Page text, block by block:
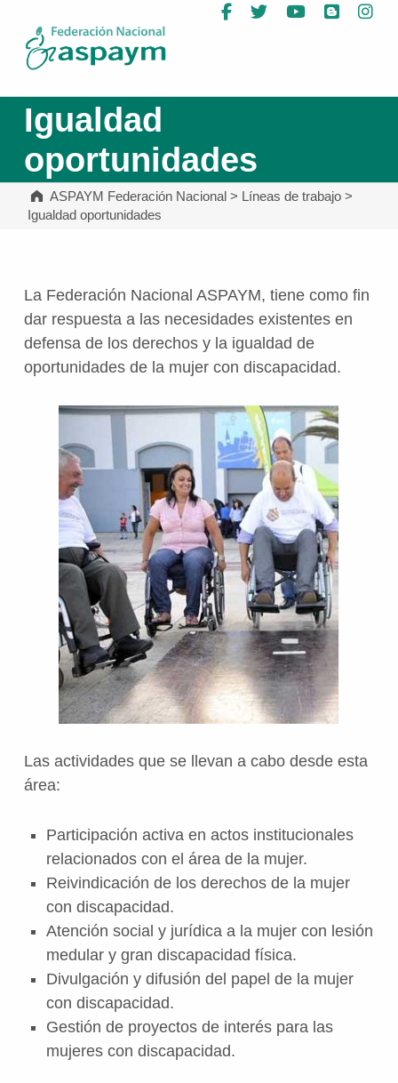
Facebook
TwitterYouTube
Blog
Igualdad
oportunidades
ASPAYM Federación Nacional > Líneas de trabajo >
Igualdad oportunidades
La Federación Nacional ASPAYM, tiene como fin
dar respuesta a las necesidades existentes en
defensa de los derechos y la igualdad de
oportunidades de la mujer con discapacidad.
Las actividades que se llevan a cabo desde esta
área:
Participación activa en actos institucionales
relacionados con el área de la mujer.
Reivindicación de los derechos de la mujer
con discapacidad.
Atención social y jurídica a la mujer con lesión
medular y gran discapacidad física.
Divulgación y difusión del papel de la mujer
con discapacidad.
Gestión de proyectos de interés para las
mujeres con discapacidad.
Volver a la navegación principal